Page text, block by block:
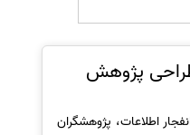
پژوهش
اطلاعات، پژوهشگران